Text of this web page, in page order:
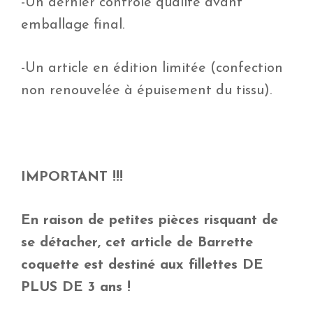
-Un dernier contrôle qualité avant
emballage final.
-Un article en édition limitée (confection
non renouvelée à épuisement du tissu).
IMPORTANT !!!
En raison de petites pièces risquant de
se détacher, cet article de Barrette
coquette est destiné aux fillettes DE
PLUS DE 3 ans !